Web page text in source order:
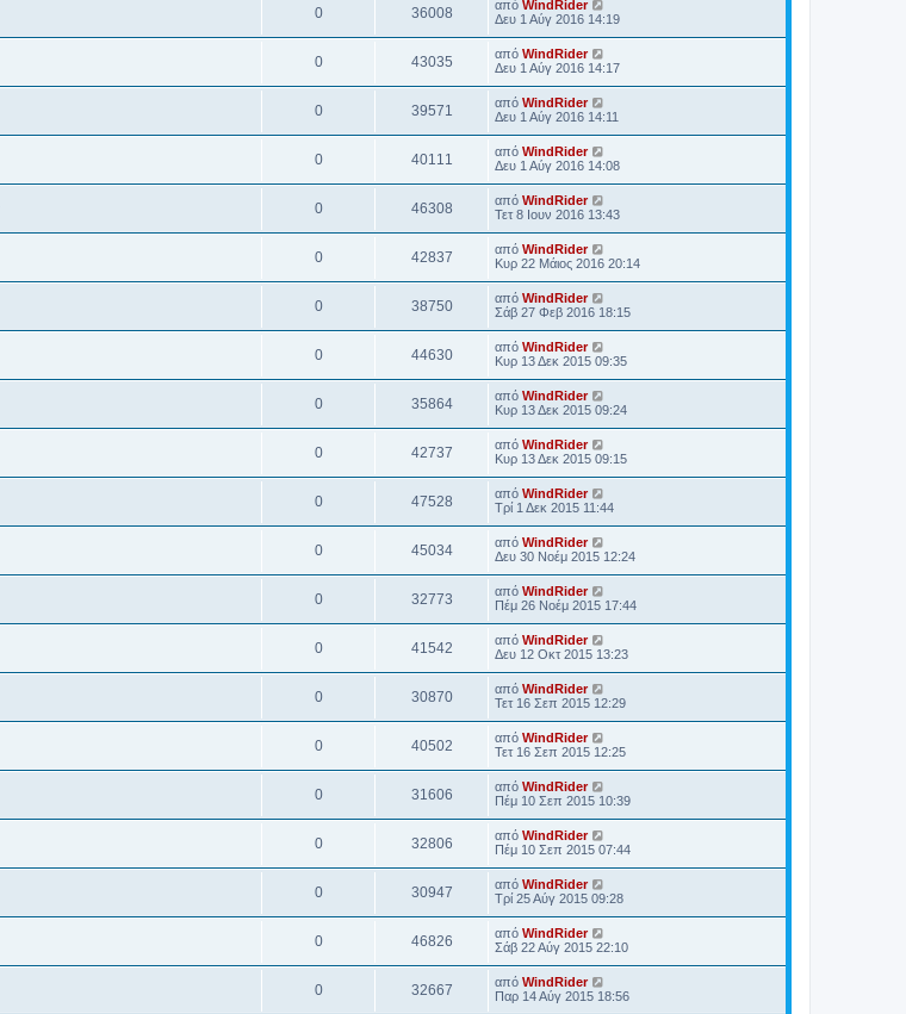
0 36008 από WindRider
Δευ 1 Αύγ 2016 14:19
0 43035 από WindRider
Δευ 1 Αύγ 2016 14:17
0 39571 από WindRider
Δευ 1 Αύγ 2016 14:11
0 40111 από WindRider
Δευ 1 Αύγ 2016 14:08
0 46308 από WindRider
Τετ 8 Ιουν 2016 13:43
0 42837 από WindRider
Κυρ 22 Μάιος 2016 20:14
0 38750 από WindRider
Σάβ 27 Φεβ 2016 18:15
0 44630 από WindRider
Κυρ 13 Δεκ 2015 09:35
0 35864 από WindRider
Κυρ 13 Δεκ 2015 09:24
0 42737 από WindRider
Κυρ 13 Δεκ 2015 09:15
0 47528 από WindRider
Τρί 1 Δεκ 2015 11:44
0 45034 από WindRider
Δευ 30 Νοέμ 2015 12:24
0 32773 από WindRider
Πέμ 26 Νοέμ 2015 17:44
0 41542 από WindRider
Δευ 12 Οκτ 2015 13:23
0 30870 από WindRider
Τετ 16 Σεπ 2015 12:29
0 40502 από WindRider
Τετ 16 Σεπ 2015 12:25
0 31606 από WindRider
Πέμ 10 Σεπ 2015 10:39
0 32806 από WindRider
Πέμ 10 Σεπ 2015 07:44
0 30947 από WindRider
Τρί 25 Αύγ 2015 09:28
0 46826 από WindRider
Σάβ 22 Αύγ 2015 22:10
0 32667 από WindRider
Παρ 14 Αύγ 2015 18:56